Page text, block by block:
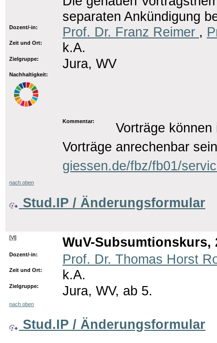
separaten Ankündigung
Dozent/-in: Prof. Dr. Franz Reimer ,
Zeit und Ort: k.A.
Zielgruppe: Jura, WV
Nachhaltigkeit:
Kommentar:
Vorträge
Vorträge anrechenbar
giessen.de/fbz/fb01/
nach oben
Stud.IP / Änderungsformular
[Vl] WuV-Subsumtionskurs,
Dozent/-in: Prof. Dr. Thomas Horst
Zeit und Ort: k.A.
Zielgruppe: Jura, WV, ab 5.
nach oben
Stud.IP / Änderungsformular